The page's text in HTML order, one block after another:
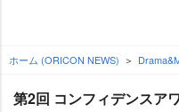
ホーム (ORICON NEWS)
第2回 コンフィデンスア